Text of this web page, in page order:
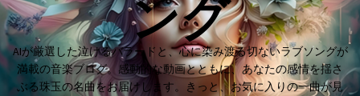
ング
AIが厳選した泣けるバラードと、心に染み渡る切ないラブソングが
満載の音楽ブログ。感動的な動画とともに、あなたの感情を揺さ
ぶる珠玉の名曲をお届けします。きっと、お気に入りの一曲が見